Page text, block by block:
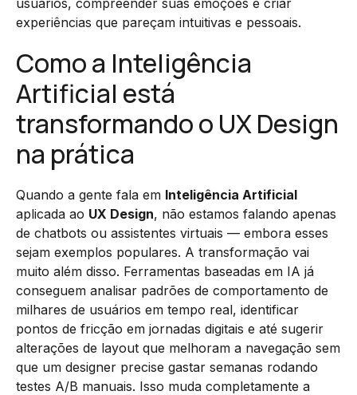
experiências que pareçam intuitivas e pessoais.
Como a Inteligência
Artificial está
transformando o UX Design
na prática
Quando a gente fala em Inteligência Artificial
aplicada ao UX Design, não estamos falando apenas
de chatbots ou assistentes virtuais — embora esses
sejam exemplos populares. A transformação vai
muito além disso. Ferramentas baseadas em IA já
conseguem analisar padrões de comportamento de
milhares de usuários em tempo real, identificar
pontos de fricção em jornadas digitais e até sugerir
alterações de layout que melhoram a navegação sem
que um designer precise gastar semanas rodando
testes A/B manuais. Isso muda completamente a